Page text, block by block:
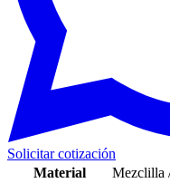
Solicitar cotización
Material
Mezclilla